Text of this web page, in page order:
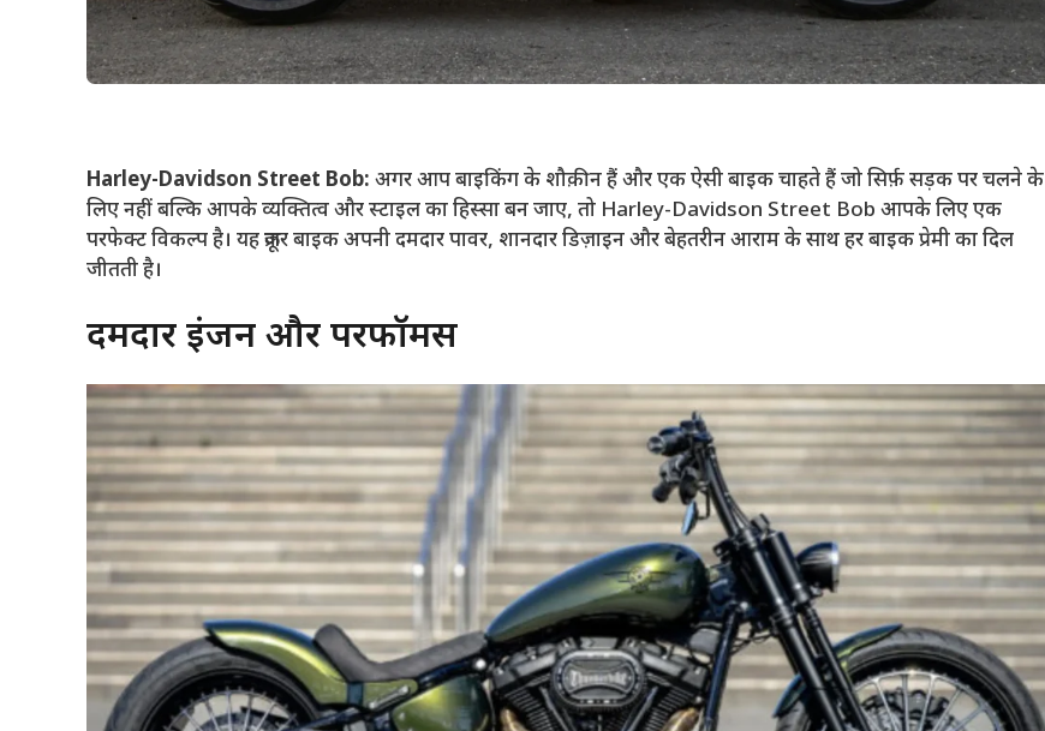
Harley-Davidson Street Bob: अगर आप बाइकिंग के शौक़ीन हैं और एक ऐसी बाइक चाहते हैं जो सिर्फ़ सड़क पर चलने के
लिए नहीं बल्कि आपके व्यक्तित्व और स्टाइल का हिस्सा बन जाए, तो Harley-Davidson Street Bob आपके लिए एक
परफेक्ट विकल्प है। यह क्रूजर बाइक अपनी दमदार पावर, शानदार डिज़ाइन और बेहतरीन आराम के साथ हर बाइक प्रेमी का दिल
जीतती है।
दमदार इंजन और परफॉर्मेंस